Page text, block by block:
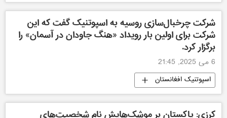
شرکت چرخبال‌سازی روسیه به اسپوتنیک گفت که این
شرکت برای اولین بار رویداد «هنگ جاودان در آسمان» را
برگزار کرد.
6 می 2025, 21:45
اسپوتنیک افغانستان
کرزی: پاکستان بر موشک‌هایش نام شخصیت‌های